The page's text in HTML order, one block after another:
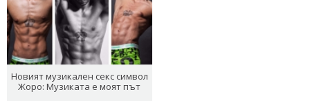
Новият музикален секс символ
Жоро: Музиката е моят път